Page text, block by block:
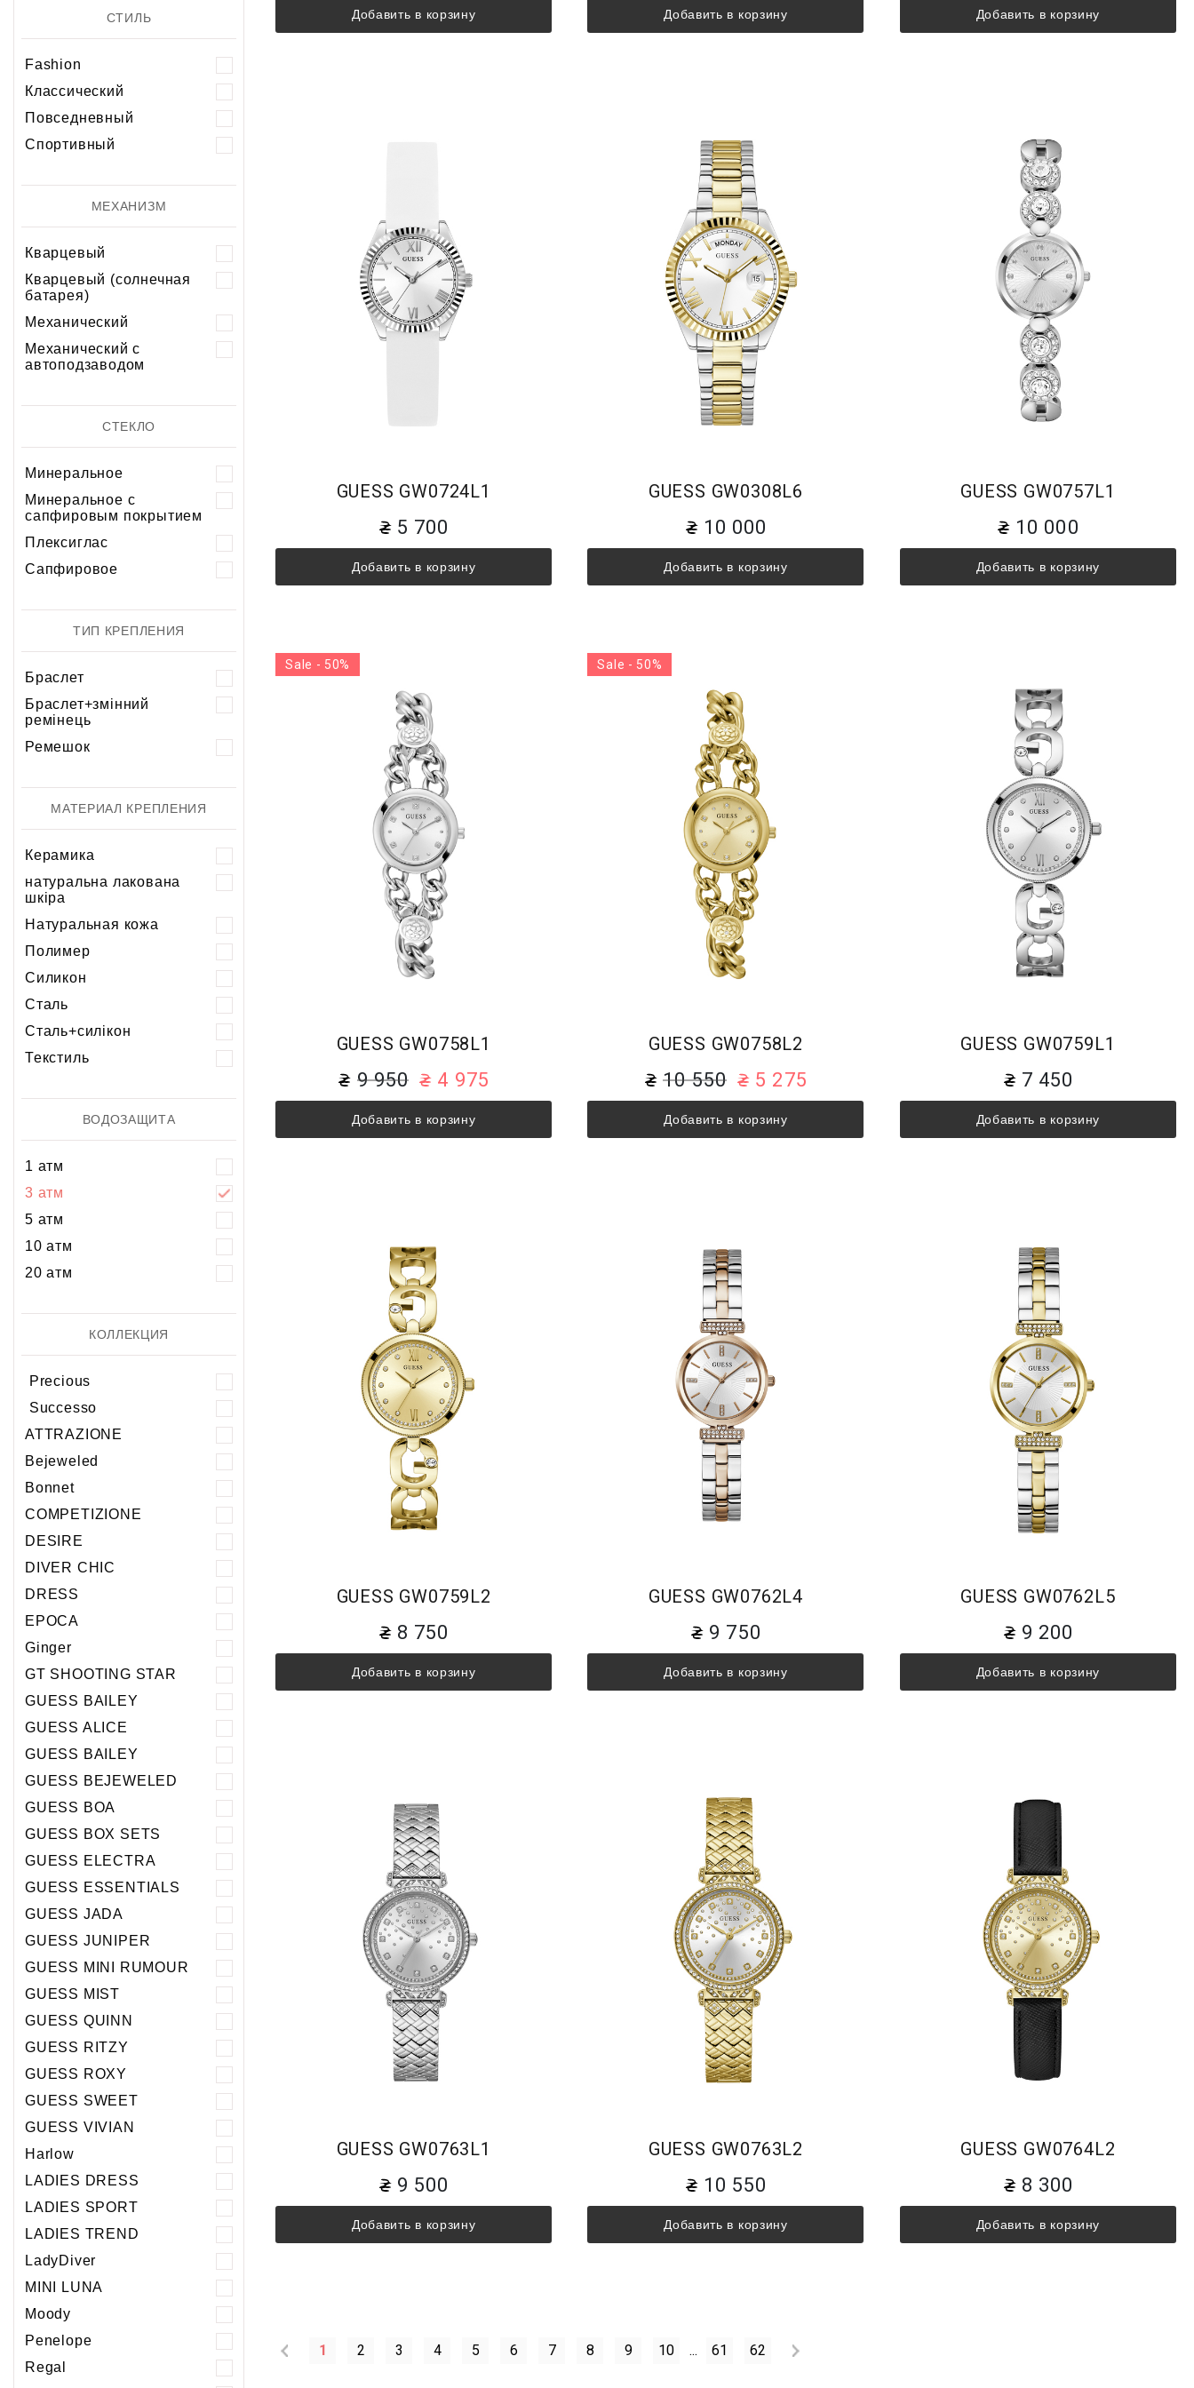
СТИЛЬ
Fashion
Классический
Повседневный
Спортивный
МЕХАНИЗМ
Кварцевый
Кварцевый (солнечная
батарея)
Механический
Механический с
автоподзаводом
СТЕКЛО
Минеральное
Минеральное с
сапфировым покрытием
Плексиглас
Сапфировое
ТИП КРЕПЛЕНИЯ
Браслет
Браслет+змінний
ремінець
Ремешок
МАТЕРИАЛ КРЕПЛЕНИЯ
Керамика
натуральна лакована
шкіра
Натуральная кожа
Полимер
Силикон
Сталь
Сталь+силікон
Текстиль
ВОДОЗАЩИТА
1 атм
3 атм
5 атм
10 атм
20 атм
КОЛЛЕКЦИЯ
Precious
Successo
ATTRAZIONE
Bejeweled
Bonnet
COMPETIZIONE
DESIRE
DIVER CHIC
DRESS
EPOCA
Ginger
GT SHOOTING STAR
GUESS BAILEY
GUESS ALICE
GUESS BAILEY
GUESS BEJEWELED
GUESS BOA
GUESS BOX SETS
GUESS ELECTRA
GUESS ESSENTIALS
GUESS JADA
GUESS JUNIPER
GUESS MINI RUMOUR
GUESS MIST
GUESS QUINN
GUESS RITZY
GUESS ROXY
GUESS SWEET
GUESS VIVIAN
Harlow
LADIES DRESS
LADIES SPORT
LADIES TREND
LadyDiver
MINI LUNA
Moody
Penelope
Regal
Добавить в корзину Добавить в корзину Добавить в корзину
GUESS GW0724L1
5 700
Добавить в корзину
GUESS GW0308L6
10 000
Добавить в корзину
GUESS GW0757L1
10 000
Добавить в корзину
GUESS GW0758L1
9 950 4 975
Добавить в корзину
Sale - 50%
GUESS GW0758L2
10 550 5 275
Добавить в корзину
Sale - 50%
GUESS GW0759L1
7 450
Добавить в корзину
GUESS GW0759L2
8 750
Добавить в корзину
GUESS GW0762L4
9 750
Добавить в корзину
GUESS GW0762L5
9 200
Добавить в корзину
GUESS GW0763L1
9 500
Добавить в корзину
GUESS GW0763L2
10 550
Добавить в корзину
GUESS GW0764L2
8 300
Добавить в корзину
1 2 3 4 5 6 7 8 9 10 ... 61 62